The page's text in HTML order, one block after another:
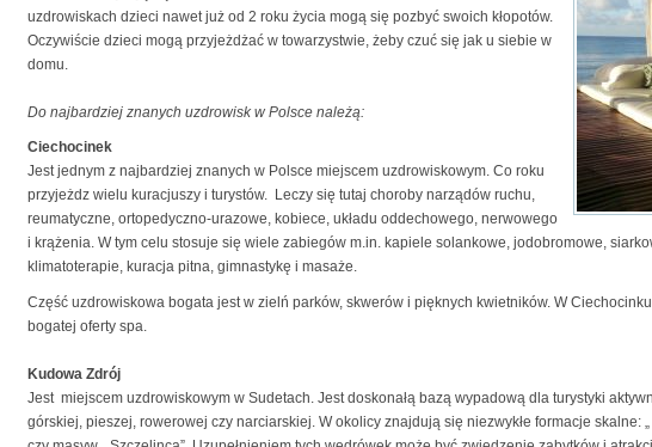
uzdrowiskach dzieci nawet już od 2 roku życia mogą się pozbyć swoich kłopotów.
Oczywiście dzieci mogą przyjeżdżać w towarzystwie, żeby czuć się jak u siebie w
domu.
Do najbardziej znanych uzdrowisk w Polsce należą:
Ciechocinek
Jest jednym z najbardziej znanych w Polsce miejscem uzdrowiskowym. Co roku
przyjeżdz wielu kuracjuszy i turystów. Leczy się tutaj choroby narządów ruchu,
reumatyczne, ortopedyczno-urazowe, kobiece, układu oddechowego, nerwowego
i krążenia. W tym celu stosuje się wiele zabiegów m.in. kapiele solankowe, jodobromowe,
klimatoterapie, kuracja pitna, gimnastykę i masaże.
Część uzdrowiskowa bogata jest w zielń parków, skwerów i pięknych kwietników. W
bogatej oferty spa.
Kudowa Zdrój
Jest miejscem uzdrowiskowym w Sudetach. Jest doskonałą bazą wypadową dla turystyki
górskiej, pieszej, rowerowej czy narciarskiej. W okolicy znajdują się niezwykłe formacje skalne: „